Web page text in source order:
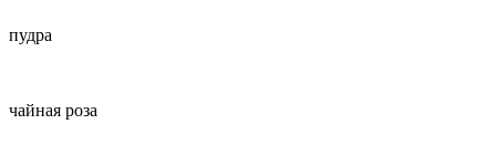
пудра
чайная роза